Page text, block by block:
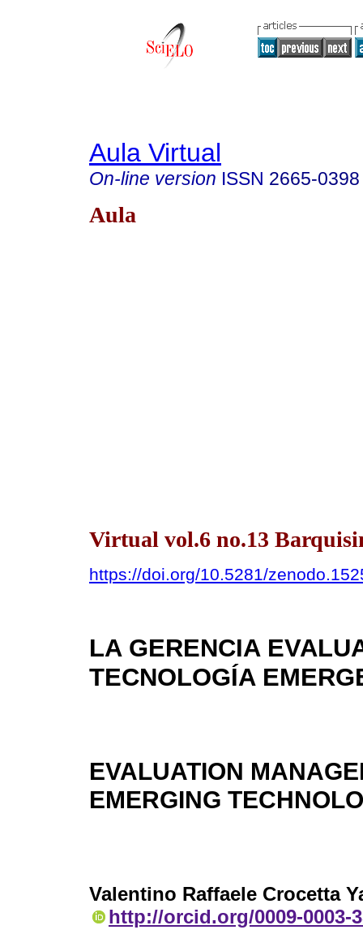
Aula Virtual
On-line version ISSN 2665-0398
Aula
Virtual vol.6 no.13
https://doi.org/10.5281/
LA GERENCIA
TECNOLOGÍA
EVALUATION
EMERGING
Valentino Raffaele Crocetta
http://orcid.org/0009-0003-